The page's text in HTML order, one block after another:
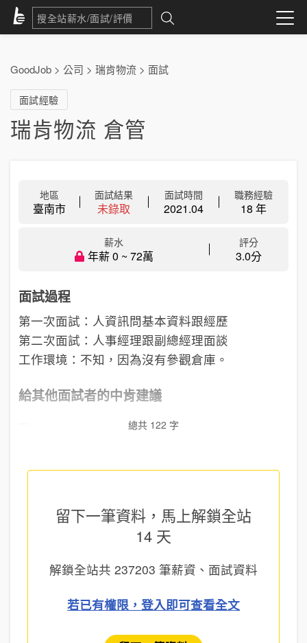
GoodJob > 公司 > 瑞肯物流 > 面試
面試經驗
瑞肯物流 倉管
地區
臺南市
面試結果
未錄取
面試時間
2021.04
職務經驗
18 年
薪水
年薪 0 ~ 72萬
評分
3.0分
面試過程
第一次面試：人資訊問基本資料跟經歷
第二次面試：人事經理跟副總經理面談
工作環境：不知，因為沒有參觀倉庫。
給其他面試者的中肯建議
總共 122 字
留下一筆資料，馬上解鎖全站
14 天
解鎖全站共 237203 筆薪資、面試資料
若已有權限，登入即可查看全文